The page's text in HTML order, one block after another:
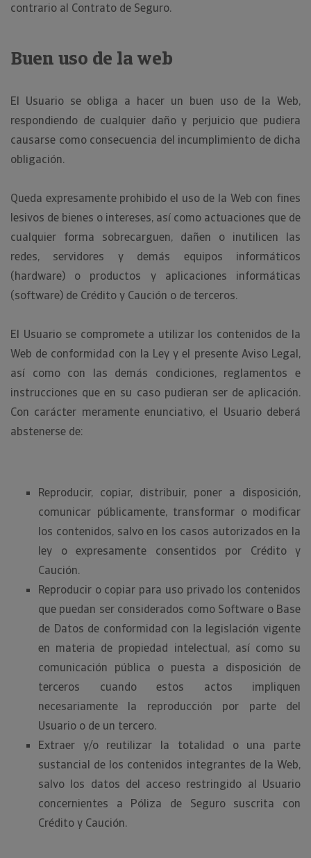
contrario al Contrato de Seguro.
Buen uso de la web
El Usuario se obliga a hacer un buen uso de la Web,
respondiendo de cualquier daño y perjuicio que pudiera
causarse como consecuencia del incumplimiento de dicha
obligación.
Queda expresamente prohibido el uso de la Web con fines
lesivos de bienes o intereses, así como actuaciones que de
cualquier forma sobrecarguen, dañen o inutilicen las
redes, servidores y demás equipos informáticos
(hardware) o productos y aplicaciones informáticas
(software) de Crédito y Caución o de terceros.
El Usuario se compromete a utilizar los contenidos de la
Web de conformidad con la Ley y el presente Aviso Legal,
así como con las demás condiciones, reglamentos e
instrucciones que en su caso pudieran ser de aplicación.
Con carácter meramente enunciativo, el Usuario deberá
abstenerse de:
Reproducir, copiar, distribuir, poner a disposición,
comunicar públicamente, transformar o modificar
los contenidos, salvo en los casos autorizados en la
ley o expresamente consentidos por Crédito y
Caución.
Reproducir o copiar para uso privado los contenidos
que puedan ser considerados como Software o Base
de Datos de conformidad con la legislación vigente
en materia de propiedad intelectual, así como su
comunicación pública o puesta a disposición de
terceros cuando estos actos impliquen
necesariamente la reproducción por parte del
Usuario o de un tercero.
Extraer y/o reutilizar la totalidad o una parte
sustancial de los contenidos integrantes de la Web,
salvo los datos del acceso restringido al Usuario
concernientes a Póliza de Seguro suscrita con
Crédito y Caución.